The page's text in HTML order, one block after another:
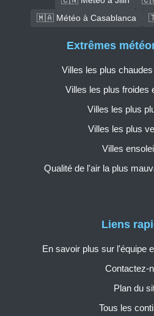
🇲🇦 Météo à Casablanca
Liens
En savoir plus sur l'équipe
Contactez-
Plan du
Tous les
Extrêmes
Villes les plus
Villes les plus froides
Villes les plus
Villes les plus
Villes
Qualité de l'air la plus